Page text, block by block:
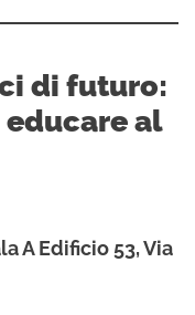
di futuro:
al
A Edificio 53, Via